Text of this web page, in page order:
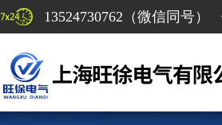
13524730762（微信同号